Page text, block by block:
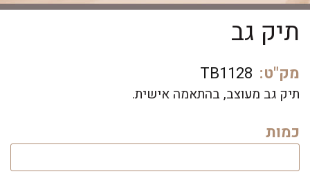
תיק גב
מק"ט: TB1128
תיק גב מעוצב, בהתאמה אישית.
כמות